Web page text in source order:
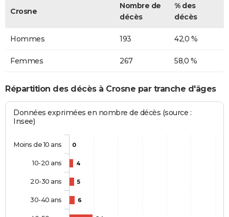
Crosne
Nombre de
décès
% des
décès
Hommes 193 42,0 %
Femmes 267 58,0 %
Répartition des décès à Crosne par tranche d'âges
Données exprimées en nombre de décès (source :
Insee)
0
4
5
6
Moins de 10 ans
10-20 ans
20-30 ans
30-40 ans